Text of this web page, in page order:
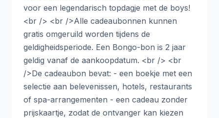
voor een legendarisch topdagje met de boys!
<br /> <br />Alle cadeaubonnen kunnen
gratis omgeruild worden tijdens de
geldigheidsperiode. Een Bongo-bon is 2 jaar
geldig vanaf de aankoopdatum. <br /> <br
/>De cadeaubon bevat: - een boekje met een
selectie aan belevenissen, hotels, restaurants
of spa-arrangementen - een cadeau zonder
prijskaartje, zodat de ontvanger kan kiezen